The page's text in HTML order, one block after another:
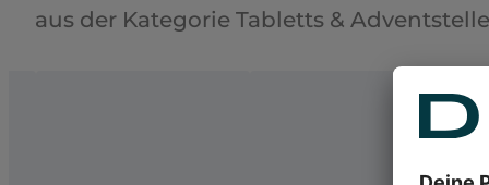
aus der Kategorie Tabletts &